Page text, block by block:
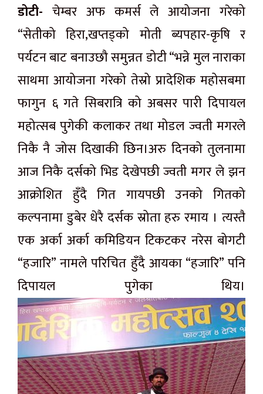
डोटी- चेम्बर अफ कमर्स ले आयोजना गरेको
“सेतीको हिरा,खप्तड्को मोती ब्यपहार-कृषि र
पर्यटन बाट बनाउछौ समुन्नत डोटी “भन्ने मुल नाराका
साथमा आयोजना गरेको तेस्रो प्रादेशिक महोसबमा
फागुन ६ गते सिबरात्रि को अबसर पारी दिपायल
महोत्सब पुगेकी कलाकर तथा मोडल ज्वती मगरले
निकै नै जोस दिखाकी छिन।अरु दिनको तुलनामा
आज निकै दर्सको भिड देखेपछी ज्वती मगर ले झन
आक्रोशित हुँदै गित गायपछी उनको गितको
कल्पनामा डुबेर धेरै दर्सक स्रोता हरु रमाय । त्यस्तै
एक अर्का अर्का कमिडियन टिकटकर नरेस बोगटी
“हजारि” नामले परिचित हुँदै आयका “हजारि” पनि
दिपायल पुगेका थिय।